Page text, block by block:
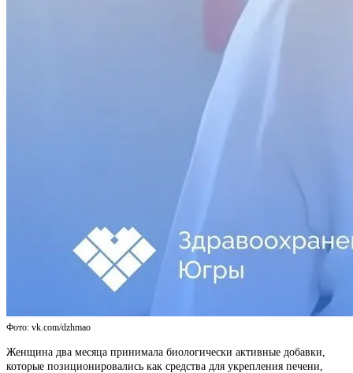
Фото: vk.com/dzhmao
Женщина два месяца принимала биологически активные добавки,
которые позиционировались как средства для укрепления печени,